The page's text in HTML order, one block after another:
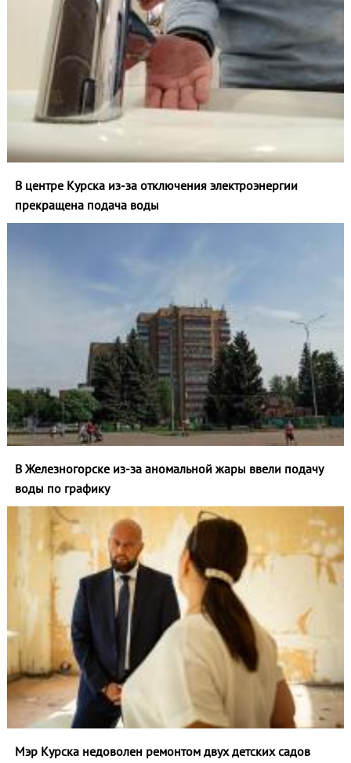
В центре Курска из‑за отключения электроэнергии
прекращена подача воды
В Железногорске из-за аномальной жары ввели подачу
воды по графику
Мэр Курска недоволен ремонтом двух детских садов